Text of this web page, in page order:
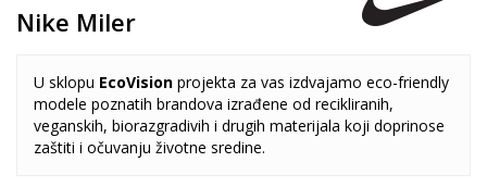
Nike Miler
U sklopu EcoVision projekta za vas izdvajamo eco-friendly
modele poznatih brandova izrađene od recikliranih,
veganskih, biorazgradivih i drugih materijala koji doprinose
zaštiti i očuvanju životne sredine.